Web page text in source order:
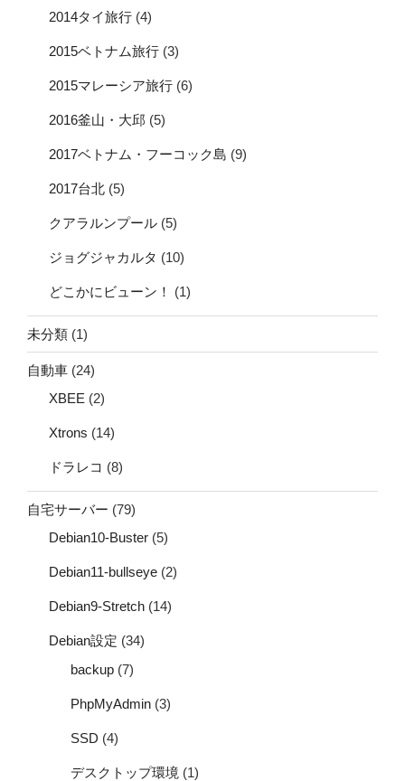
2014タイ旅行 (4)
2015ベトナム旅行 (3)
2015マレーシア旅行 (6)
2016釜山・大邱 (5)
2017ベトナム・フーコック島 (9)
2017台北 (5)
クアラルンプール (5)
ジョグジャカルタ (10)
どこかにビューン！ (1)
未分類 (1)
自動車 (24)
XBEE (2)
Xtrons (14)
ドラレコ (8)
自宅サーバー (79)
Debian10-Buster (5)
Debian11-bullseye (2)
Debian9-Stretch (14)
Debian設定 (34)
backup (7)
PhpMyAdmin (3)
SSD (4)
デスクトップ環境 (1)